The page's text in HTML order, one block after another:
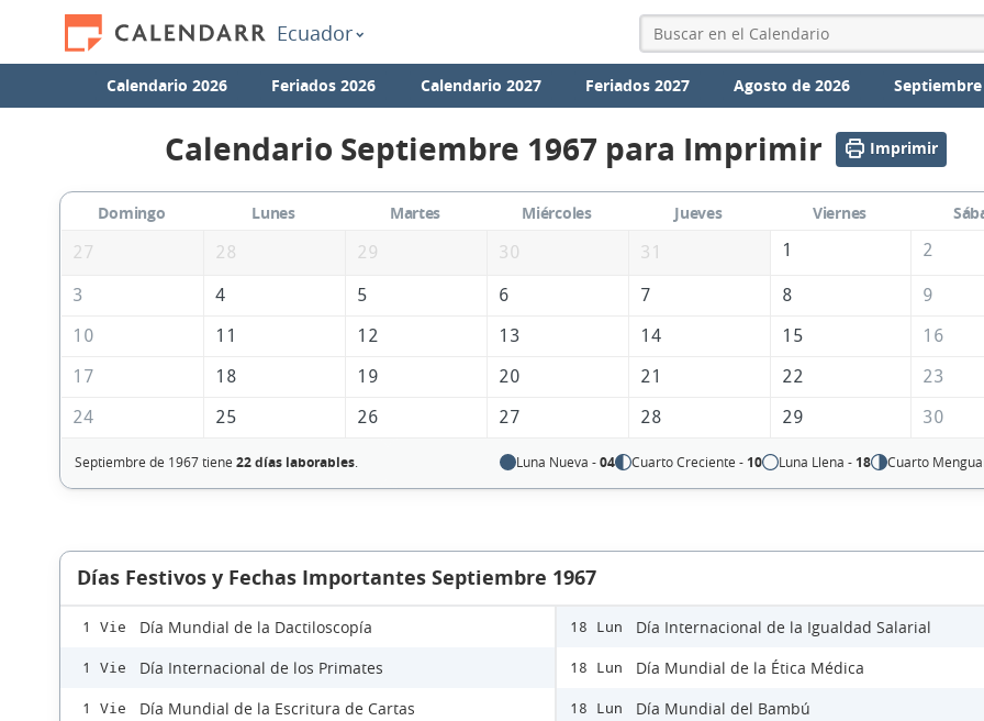
Ecuador
Calendario 2026 Feriados 2026 Calendario 2027 Feriados 2027 Agosto de 2026
Calendario Septiembre 1967 para Imprimir Imprimir
Domingo Lunes Martes Miércoles Jueves Viernes
27
28 29 30 31 1 2
3 4 5 6 7 8
9
10
11 12 13 14 15
16
17
18 19 20 21 22
23
24
25 26 27 28 29 30
Septiembre de 1967 tiene 22 días laborables. Luna Nueva -04 Cuarto Creciente - 10 Luna Llena - 18 Cuarto
Días Festivos y Fechas Importantes Septiembre 1967
1 Vie Día Mundial de la Dactiloscopía
1 Vie Día Internacional de los Primates
1 Vie Día Mundial de la Escritura de Cartas
18 Lun Día Internacional de la Igualdad Salarial
18 Lun Día Mundial de la Ética Médica
18 Lun Día Mundial del Bambú